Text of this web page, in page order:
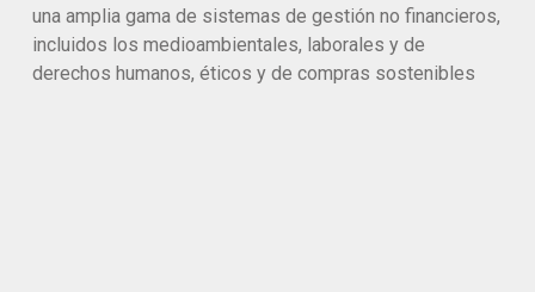
una amplia gama de sistemas de gestión no financieros,
incluidos los medioambientales, laborales y de
derechos humanos, éticos y de compras sostenibles